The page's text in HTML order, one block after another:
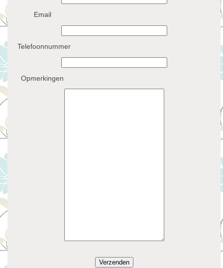
Email
Telefoonnummer
Opmerkingen
Verzenden